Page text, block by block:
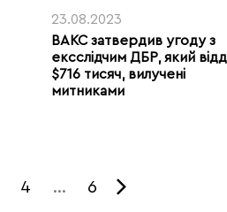
23.08.2023
ВАКС затвердив угоду з
ексслідчим ДБР, який
$716 тисяч, вилучені
митниками
4 … 6